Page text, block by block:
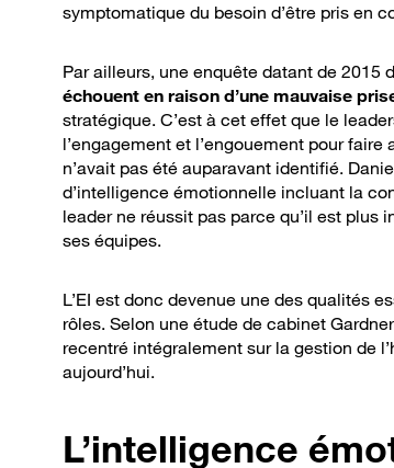
symptomatique du besoin d’être pris en
Par ailleurs, une enquête datant de 2015
échouent en raison d’une mauvaise
stratégique. C’est à cet effet que le
l’engagement et l’engouement pour
n’avait pas été auparavant identifié.
d’intelligence émotionnelle incluant la
leader ne réussit pas parce qu’il est plus
ses équipes.
L’EI est donc devenue une des qualités
rôles. Selon une étude de cabinet
recentré intégralement sur la gestion de
aujourd’hui.
L’intelligence